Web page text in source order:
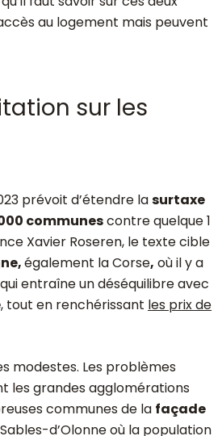
au logement mais peuvent
sur les
prévoit d’étendre lasurtaxe
communescontre quelque 1
Xavier Roseren, le texte cible
également la Corse, où il y a
entraîne un déséquilibre avec
, tout en renchérissant les prix de
modestes. Les problèmes
les grandes agglomérations
communes de la façade
d’Olonne où la population